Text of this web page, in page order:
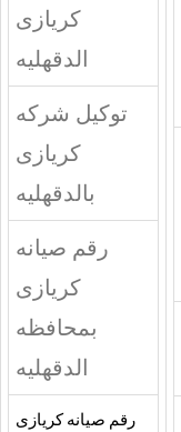
كريازى
الدقهليه
توكيل شركه
كريازى
بالدقهليه
رقم صيانه
كريازى
بمحافظه
الدقهليه
رقم صيانه كريازى